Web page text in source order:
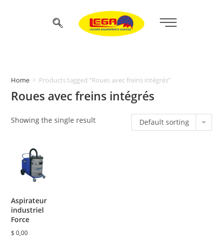
Home > Products tagged “Roues avec freins intégrés”
Roues avec freins intégrés
Showing the single result Default sorting
Aspirateur
industriel
Force
$ 0,00